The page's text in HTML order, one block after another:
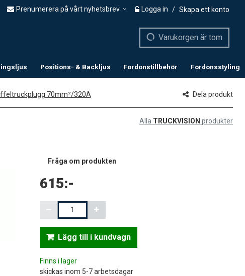
Prenumerera på vårt nyhetsbrev Logga in / Skapa ett konto
Varukorgen är tom
Positions- & Backljus Fordonstillbehör Fordonsstyling
Dela produkt
70mm²/320A
Alla TRUCKVISION produkter
615:-
Finns i lager
skickas inom 5-7 arbetsdagar
Mängd
Lägg till i kundvagn
Fråga om produkten